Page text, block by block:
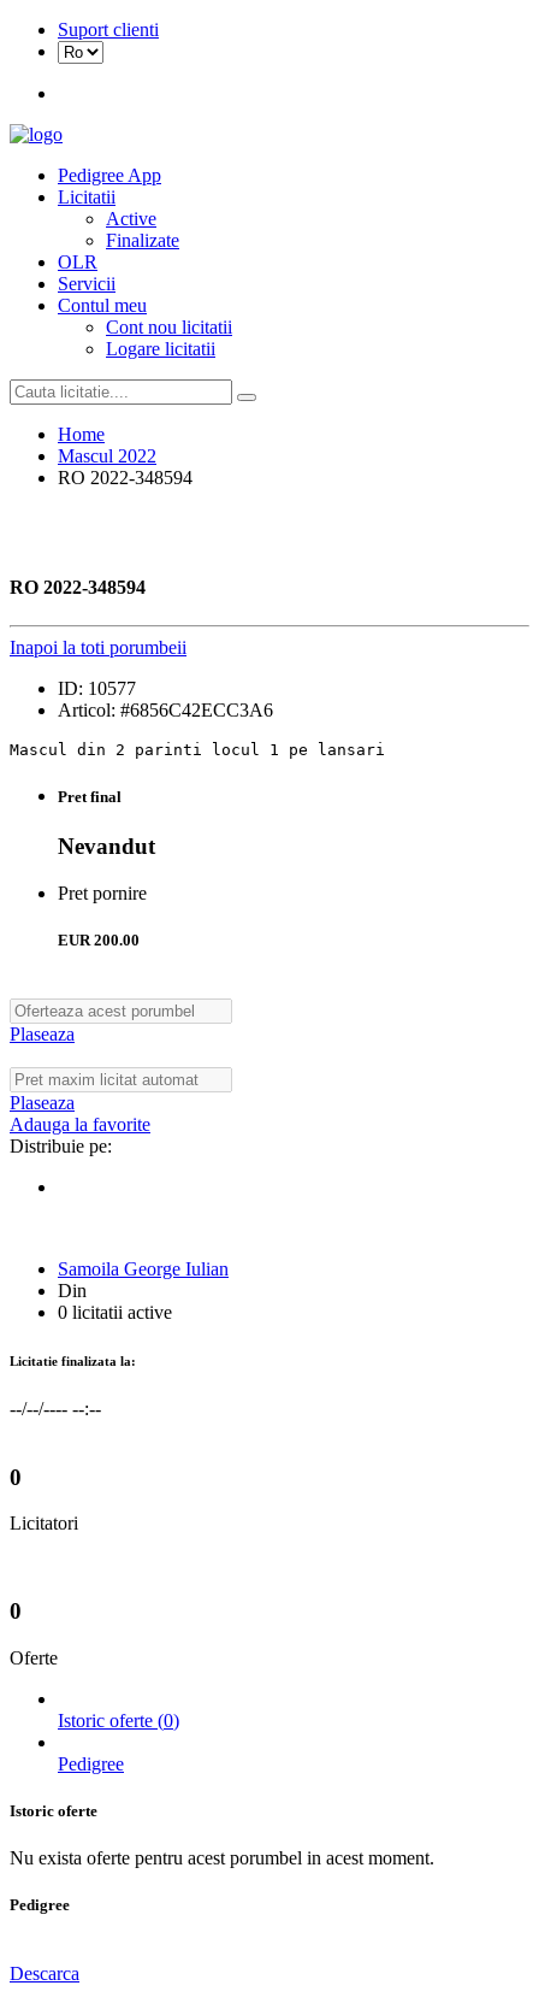
Suport clienti
Pedigree App
Licitatii
Active
Finalizate
OLR
Servicii
Contul meu
Cont nou licitatii
Logare licitatii
Home
Mascul 2022
RO 2022-348594
RO 2022-348594
Inapoi la toti porumbeii
ID: 10577
Articol: #6856C42ECC3A6
Mascul din 2 parinti locul 1 pe lansari
Pret final
Nevandut
Pret pornire
EUR 200.00
Plaseaza
Plaseaza
Adauga la favorite
Distribuie pe:
Samoila George Iulian
Din
0 licitatii active
Licitatie finalizata la:
--/--/---- --:--
0
Licitatori
0
Oferte
Istoric oferte (0)
Pedigree
Istoric oferte
Nu exista oferte pentru acest porumbel in acest moment.
Pedigree
Descarca